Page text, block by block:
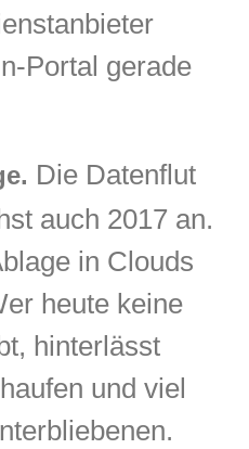
Portal gerade
Die Datenflut
auch 2017 an.
in Clouds
heute keine
hinterlässt
und viel